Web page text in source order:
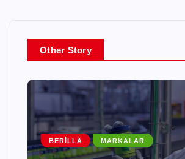
Other Story
BERILLA MARKALAR